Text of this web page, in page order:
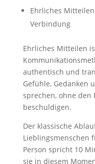
Ehrliches
Verbindung
Ehrliches Mitteilen
authentisch und
Gefühle, Gedanken
sprechen, ohne den
beschuldigen.
Der klassische
Lieblingsmenschen
Person spricht 10
sie in diesem